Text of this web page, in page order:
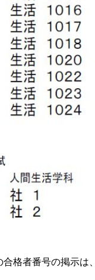
格者番号の掲示は